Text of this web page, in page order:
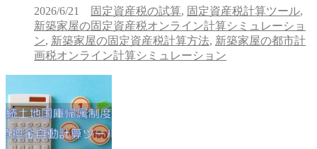
2026/6/21 固定資産税の試算, 固定資産税計算ツール,
新築家屋の固定資産税オンライン計算シミュレーショ
ン, 新築家屋の固定資産税計算方法, 新築家屋の都市計
画税オンライン計算シミュレーション